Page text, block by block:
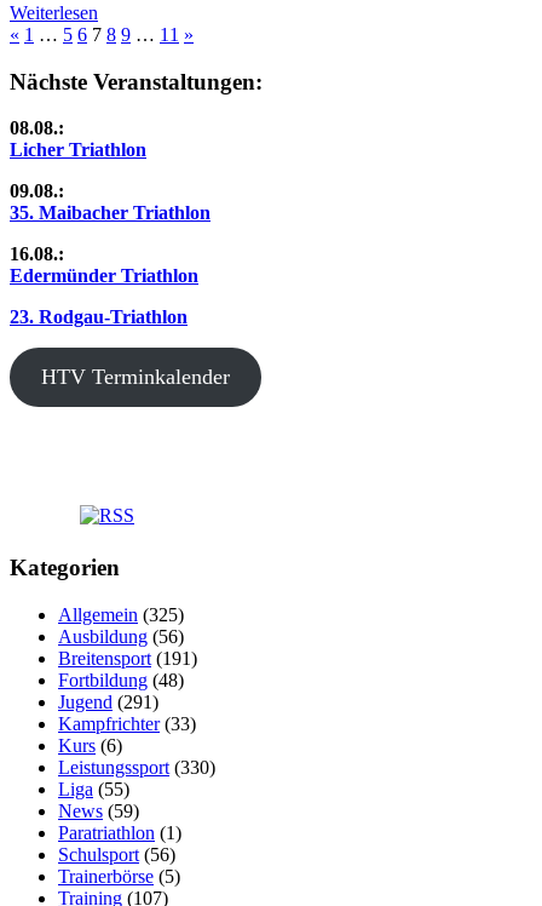
Weiterlesen
Seitennummerierung
der
« Vorherige
1 … 5 6 7 8 9 … 11 Nächste
»
Nächste Veranstaltungen:
08.08.:
Licher Triathlon
09.08.:
35. Maibacher Triathlon
16.08.:
Edermünder Triathlon
23. Rodgau-Triathlon
HTV Terminkalender
Kategorien
Allgemein (325)
Ausbildung (56)
Breitensport (191)
Fortbildung (48)
Jugend (291)
Kampfrichter(33)
Kurs (6)
Leistungssport (330)
Liga (55)
News (59)
Paratriathlon (1)
Schulsport (56)
Trainerbörse (5)
Training (107)